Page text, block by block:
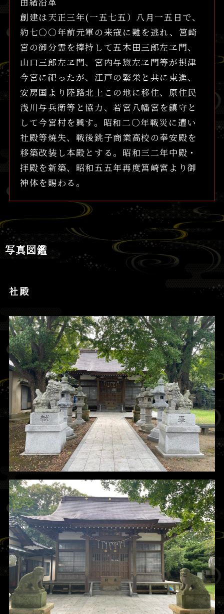
創建は天正三年(一五七五）八月一五日で、
約七〇〇年前元軍の来寇に難を逃れ、筥崎
宮の御分霊を捧持して五木田三郎左ヱ門、
山口三郎左ヱ門、宮内与惣左ヱ門等が摂津
今宮に祀ったが、江戸の繁栄と共に東進、
安房国より陸路北上この地に移住、原住民
浅川与兵衛等と協力、若宮八幡宮を鎮守と
して今宮村を興す。昭和二〇年戦災に遭い
社殿等焼失、戦後銚子商業高校の奉安殿を
移築改装し本殿とする。昭和三二年中殿・
拝殿を新築、昭和五五年再度筥崎宮より御
神体を賜わる。
写真図鑑
社殿